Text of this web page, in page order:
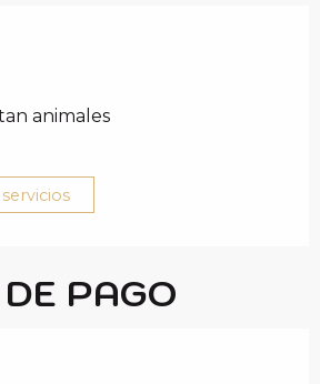
animales
PAGO